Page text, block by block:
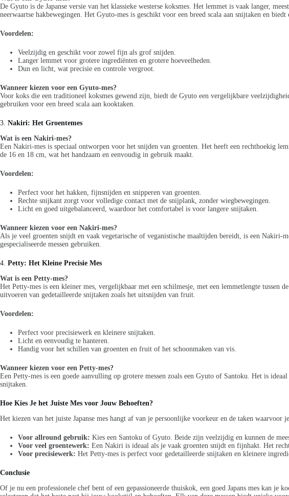
De Gyuto is de Japanse versie van het klassieke westerse koksmes. Het lemmet is vaak langer,
neerwaartse hakbewegingen. Het Gyuto-mes is geschikt voor een breed scala aan snijtaken en
Voordelen:
Veelzijdig en geschikt voor zowel fijn als grof snijden.
Langer lemmet voor grotere ingrediënten en grotere hoeveelheden.
Dun en licht, wat precisie en controle vergroot.
Wanneer kiezen voor een Gyuto-mes?
Voor koks die een traditioneel koksmes gewend zijn, biedt de Gyuto een vergelijkbare
gebruiken voor een breed scala aan kooktaken.
3. Nakiri: Het Groentemes
Wat is een Nakiri-mes?
Een Nakiri-mes is speciaal ontworpen voor het snijden van groenten. Het heeft een rechthoekig
de 16 en 18 cm, wat het handzaam en eenvoudig in gebruik maakt.
Voordelen:
Perfect voor het hakken, fijnsnijden en snipperen van groenten.
Rechte snijkant zorgt voor volledige contact met de snijplank, zonder wiegbewegingen.
Licht en goed uitgebalanceerd, waardoor het comfortabel is voor langere snijtaken.
Wanneer kiezen voor een Nakiri-mes?
Als je veel groenten snijdt en vaak vegetarische of veganistische maaltijden bereidt, is een
gespecialiseerde messen gebruiken.
4. Petty: Het Kleine Precisie Mes
Wat is een Petty-mes?
Het Petty-mes is een kleiner mes, vergelijkbaar met een schilmesje, met een lemmetlengte
uitvoeren van gedetailleerde snijtaken zoals het uitsnijden van fruit.
Voordelen:
Perfect voor precisiewerk en kleinere snijtaken.
Licht en eenvoudig te hanteren.
Handig voor het schillen van groenten en fruit of het schoonmaken van vis.
Wanneer kiezen voor een Petty-mes?
Een Petty-mes is een goede aanvulling op grotere messen zoals een Gyuto of Santoku. Het is
snijtaken.
Hoe Kies Je het Juiste Mes voor Jouw Behoeften?
Het kiezen van het juiste Japanse mes hangt af van je persoonlijke voorkeur en de taken
Voor allround gebruik: Kies een Santoku of Gyuto. Beide zijn veelzijdig en kunnen de
Voor veel groentewerk: Een Nakiri is ideaal als je vaak groenten snijdt en fijnhakt. Het
Voor precisiewerk: Het Petty-mes is perfect voor gedetailleerde snijtaken en kleinere
Conclusie
Of je nu een professionele chef bent of een gepassioneerde thuiskok, een goed Japans mes kan